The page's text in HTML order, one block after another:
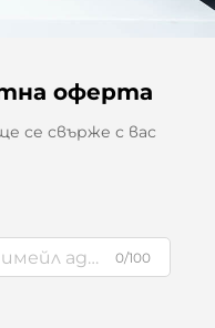
оферта
се свърже с вас
0/100